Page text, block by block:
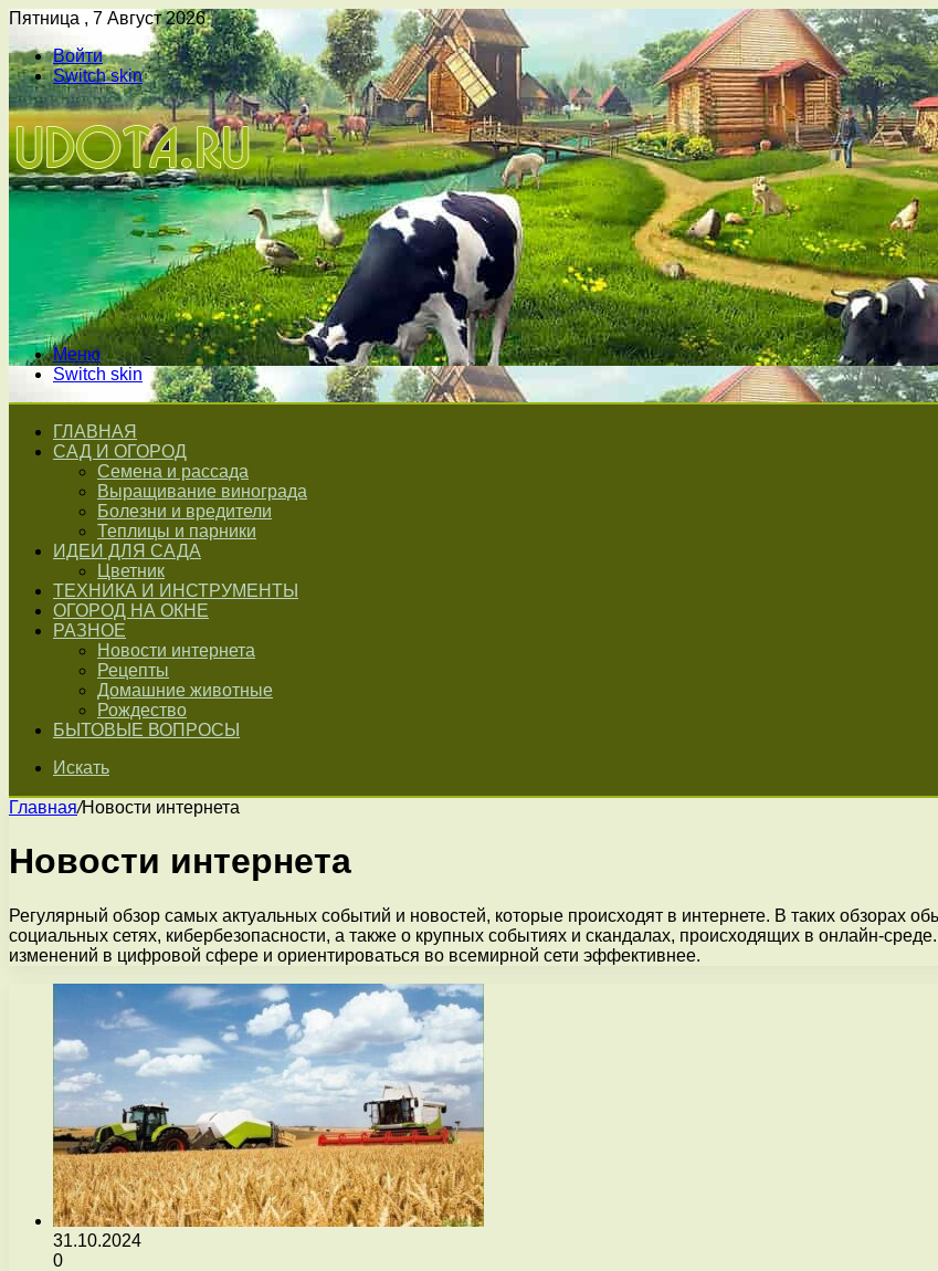
Пятница , 7 Август 2026
Войти
Switch skin
Меню
Switch skin
ГЛАВНАЯ
САД И ОГОРОД
Семена и рассада
Выращивание винограда
Болезни и вредители
Теплицы и парники
ИДЕИ ДЛЯ САДА
Цветник
ТЕХНИКА И ИНСТРУМЕНТЫ
ОГОРОД НА ОКНЕ
РАЗНОЕ
Новости интернета
Рецепты
Домашние животные
Рождество
БЫТОВЫЕ ВОПРОСЫ
Искать
Главная/Новости интернета
Новости интернета
Регулярный обзор самых актуальных событий и новостей, которые происходят в интернете. В таких обзорах
социальных сетях, кибербезопасности, а также о крупных событиях и скандалах, происходящих в онлайн-
изменений в цифровой сфере и ориентироваться во всемирной сети эффективнее.
31.10.2024
0